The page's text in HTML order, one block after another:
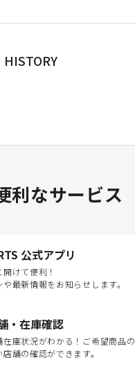
HISTORY
利なサービス
公式アプリ
けて便利！
最新情報をお知らせします。
・在庫確認
庫状況がわかる！ご希望商品の
舗の確認ができます。